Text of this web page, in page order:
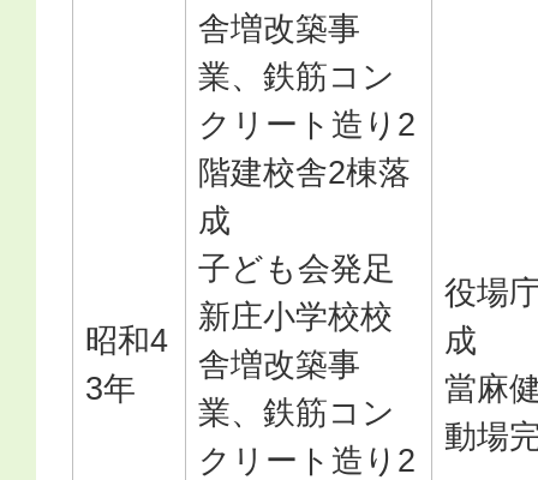
昭和4
3年
舎増改築事
業、鉄筋コン
クリート造り2
階建校舎2棟落
成
子ども会発足
新庄小学校校
舎増改築事
業、鉄筋コン
クリート造り2
役場
成
當麻
動場